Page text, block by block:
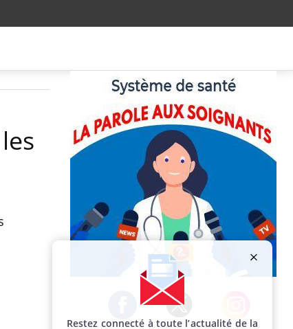
Facebook Twitter Instagram
Restez connecté à toute l’actualité de la